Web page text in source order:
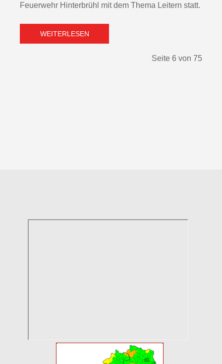
Feuerwehr Hinterbrühl mit dem Thema Leitern statt.
WEITERLESEN
Seite 6 von 75